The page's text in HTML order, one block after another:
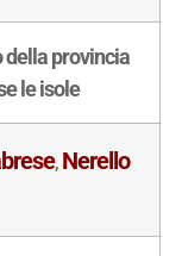
della provincia
le isole
,Nerello